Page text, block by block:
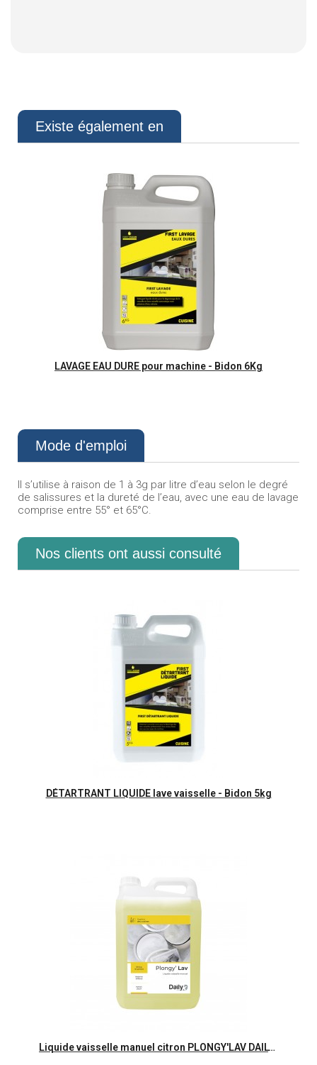
Existe également en
Aperçu rapide
LAVAGE EAU DURE pour machine - Bidon 6Kg
Mode d'emploi
Il s’utilise à raison de 1 à 3g par litre d’eau selon le degré
de salissures et la dureté de l’eau, avec une eau de lavage
comprise entre 55° et 65°C.
Nos clients ont aussi consulté
Aperçu rapide
DÉTARTRANT LIQUIDE lave vaisselle - Bidon 5kg
Aperçu rapide Liquide vaisselle manuel citron PLONGY'LAV DAILYK START - Bidon 5L